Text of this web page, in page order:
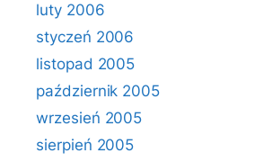
luty 2006
styczeń 2006
listopad 2005
październik 2005
wrzesień 2005
sierpień 2005